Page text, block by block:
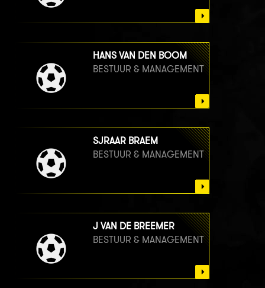
HANS VAN DEN BOOM
BESTUUR & MANAGEMENT
SJRAAR BRAEM
BESTUUR & MANAGEMENT
J VAN DE BREEMER
BESTUUR & MANAGEMENT